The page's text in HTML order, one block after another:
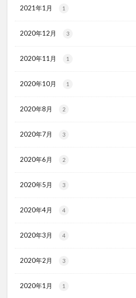
2021年1月 1
2020年12月 3
2020年11月 1
2020年10月 1
2020年8月 2
2020年7月 3
2020年6月 2
2020年5月 3
2020年4月 4
2020年3月 4
2020年2月 3
2020年1月 1